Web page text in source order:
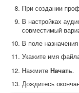
При создании
В настройках
совместимый
В поле
Укажите имя
Нажмите Начать.
Дождитесь